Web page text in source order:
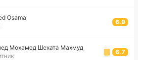
Osama
6.9
Мо­ха­мед Шехата Махмуд
6.7